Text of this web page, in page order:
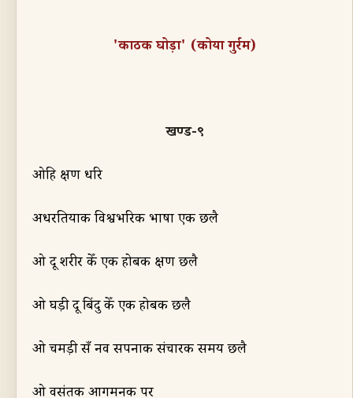
'काठक घोड़ा' (कोया गुर्रम)
खण्ड-९
ओहि क्षण धरि
अधरतियाक विश्वभरिक भाषा एक छलै
ओदू शरीर केँ एक होबक क्षण छलै
ओ घड़ी दू बिंदु केँ एक होबक छलै
ओ चमड़ी सँ नव सपनाक संचारक समय छलै